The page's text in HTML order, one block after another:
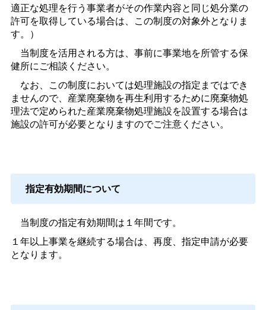
適正な処理を行う事業者がその作業内容と同じ処分業の
許可を取得している場合は、この制度の対象外となりま
す。）
当制度を活用される方は、事前に事業地を所管する保
健所にご相談ください。
なお、この制度においては処理施設の指定まではでき
ませんので、産業廃棄物を再生利用するために廃棄物処
理法で定められた産業廃棄物処理施設を設置する場合は
施設の許可が必要となりますのでご注意ください。
指定有効期間について
当制度の指定有効期間は１年間です。
１年以上事業を継続する場合は、再度、指定申請が必要
となります。